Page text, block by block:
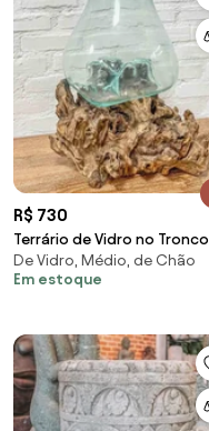
R$ 730
Terrário de Vidro no Tronco
Teca | 30cm
De Vidro, Médio, de Chão
Em estoque